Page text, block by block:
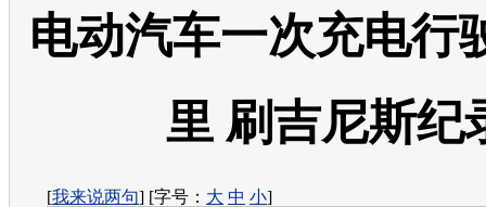
电动汽车一次充电行
里 刷吉尼斯纪
[我来说两句] [字号： 大 中 小]